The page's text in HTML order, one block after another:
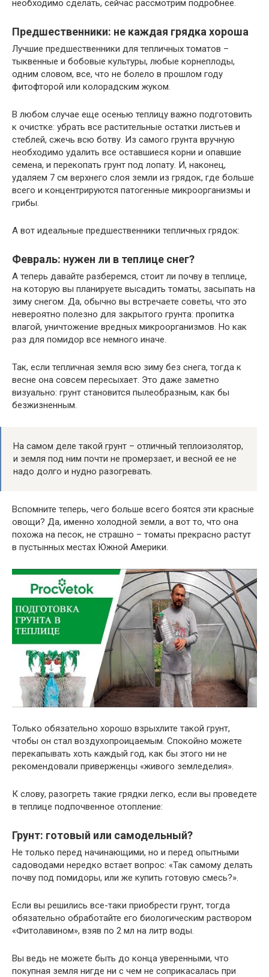
необходимо сделать, сейчас рассмотрим подробнее.
Предшественники: не каждая грядка хороша
Лучшие предшественники для тепличных томатов –
тыквенные и бобовые культуры, любые корнеплоды,
одним словом, все, что не болело в прошлом году
фитофторой или колорадским жуком.
В любом случае еще осенью теплицу важно подготовить
к очистке: убрать все растительные остатки листьев и
стеблей, сжечь всю ботву. Из самого грунта вручную
необходимо удалить все оставшиеся корни и опавшие
семена, и перекопать грунт под лопату. И, наконец,
удаляем 7 см верхнего слоя земли из грядок, где больше
всего и концентрируются патогенные микроорганизмы и
грибы.
А вот идеальные предшественники тепличных грядок:
Февраль: нужен ли в теплице снег?
А теперь давайте разберемся, стоит ли почву в теплице,
на которую вы планируете высадить томаты, засыпать на
зиму снегом. Да, обычно вы встречаете советы, что это
невероятно полезно для закрытого грунта: пропитка
влагой, уничтожение вредных микроорганизмов. Но как
раз для помидор все немного иначе.
Так, если тепличная земля всю зиму без снега, тогда к
весне она совсем пересыхает. Это даже заметно
визуально: грунт становится пылеобразным, как бы
безжизненным.
На самом деле такой грунт – отличный теплоизолятор,
и земля под ним почти не промерзает, и весной ее не
надо долго и нудно разогревать.
Вспомните теперь, чего больше всего боятся эти красные
овощи? Да, именно холодной земли, а вот то, что она
похожа на песок, не страшно – томаты прекрасно растут
в пустынных местах Южной Америки.
Только обязательно хорошо взрыхлите такой грунт,
чтобы он стал воздухопроицаемым. Спокойно можете
перекапывать хоть каждый год, как бы этого ни не
рекомендовали приверженцы «живого земледелия».
К слову, разогреть такие грядки легко, если вы проведете
в теплице подпочвенное отопление:
Грунт: готовый или самодельный?
Не только перед начинающими, но и перед опытными
садоводами нередко встает вопрос: «Так самому делать
почву под помидоры, или же купить готовую смесь?».
Если вы решились все-таки приобрести грунт, тогда
обязательно обработайте его биологическим раствором
«Фитолавином», взяв по 2 мл на литр воды.
Вы ведь не можете быть до конца уверенными, что
покупная земля нигде ни с чем не соприкасалась при